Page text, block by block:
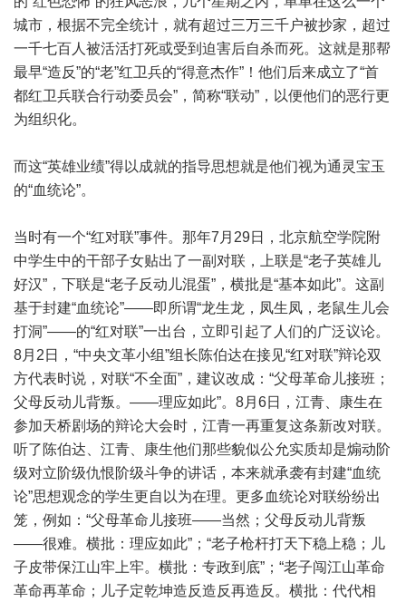
城市，根据不完全统计，就有超过三万三千户被抄家，超过
一千七百人被活活打死或受到迫害后自杀而死。这就是那帮
最早“造反”的“老”红卫兵的“得意杰作”！他们后来成立了“首
都红卫兵联合行动委员会”，简称“联动”，以便他们的恶行更
为组织化。
而这“英雄业绩”得以成就的指导思想就是他们视为通灵宝玉
的“血统论”。
当时有一个“红对联”事件。那年7月29日，北京航空学院附
中学生中的干部子女贴出了一副对联，上联是“老子英雄儿
好汉”，下联是“老子反动儿混蛋”，横批是“基本如此”。这副
基于封建“血统论”——即所谓“龙生龙，凤生凤，老鼠生儿会
打洞”——的“红对联”一出台，立即引起了人们的广泛议论。
8月2日，“中央文革小组”组长陈伯达在接见“红对联”辩论双
方代表时说，对联“不全面”，建议改成：“父母革命儿接班；
父母反动儿背叛。——理应如此”。8月6日，江青、康生在
参加天桥剧场的辩论大会时，江青一再重复这条新改对联。
听了陈伯达、江青、康生他们那些貌似公允实质却是煽动阶
级对立阶级仇恨阶级斗争的讲话，本来就承袭有封建“血统
论”思想观念的学生更自以为在理。更多血统论对联纷纷出
笼，例如：“父母革命儿接班——当然；父母反动儿背叛
——很难。横批：理应如此”；“老子枪杆打天下稳上稳；儿
子皮带保江山牢上牢。横批：专政到底”；“老子闯江山革命
革命再革命；儿子定乾坤造反造反再造反。横批：代代相